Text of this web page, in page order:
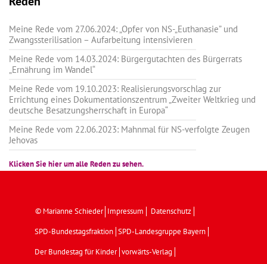
Meine Rede vom 27.06.2024: „Opfer von NS-„Euthanasie” und
Zwangssterilisation – Aufarbeitung intensivieren
Meine Rede vom 14.03.2024: Bürgergutachten des Bürgerrats
„Ernährung im Wandel“
Meine Rede vom 19.10.2023: Realisierungsvorschlag zur
Errichtung eines Dokumentationszentrum „Zweiter Weltkrieg und
deutsche Besatzungsherrschaft in Europa“
Meine Rede vom 22.06.2023: Mahnmal für NS-verfolgte Zeugen
Jehovas
Klicken Sie hier um alle Reden zu sehen.
© Marianne Schieder Impressum Datenschutz
SPD-Bundestagsfraktion SPD-Landesgruppe Bayern
Der Bundestag für Kinder vorwärts-Verlag